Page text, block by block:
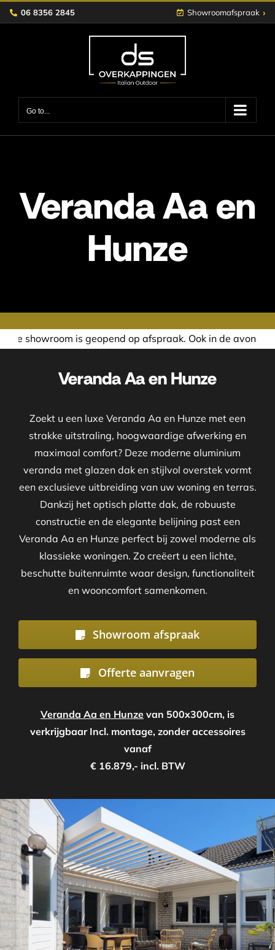
Skip
to
06 8356 2845 Showroomafspraak ›
Go to...
Veranda Aa en
Hunze
op afspraak. Ook in de avond of in het weekend
Veranda Aa en Hunze
Zoekt u een luxe Veranda Aa en Hunze met een
strakke uitstraling, hoogwaardige afwerking en
maximaal comfort? Deze moderne aluminium
veranda met glazen dak en stijlvol overstek vormt
een exclusieve uitbreiding van uw woning en terras.
Dankzij het optisch platte dak, de robuuste
constructie en de elegante belijning past een
Veranda Aa en Hunze perfect bij zowel moderne als
klassieke woningen. Zo creëert u een lichte,
beschutte buitenruimte waar design, functionaliteit
en wooncomfort samenkomen.
Showroom afspraak
Offerte aanvragen
Veranda Aa en Hunze van 500x300cm, is
verkrijgbaar Incl. montage, zonder accessoires
vanaf
€ 16.879,- incl. BTW